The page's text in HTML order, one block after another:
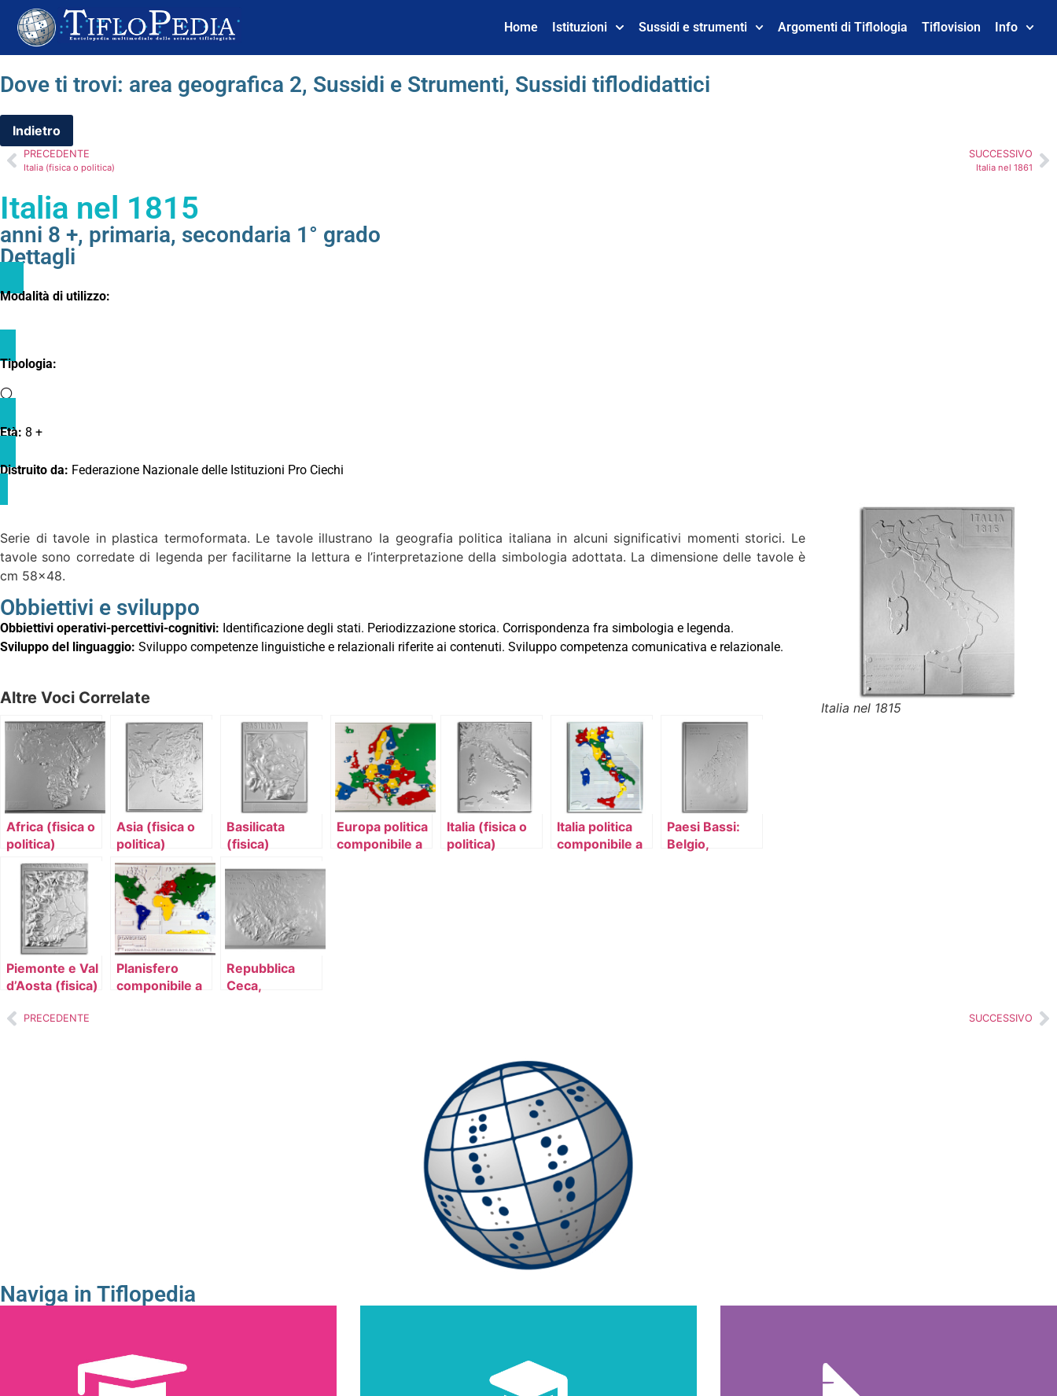
Home Istituzioni Sussidi e strumenti Argomenti di Tiflologia Tiflovision Info
Dove ti trovi: area geografica 2, Sussidi e Strumenti, Sussidi tiflodidattici
PRECEDENTE
Italia (fisica o politica)
SUCCESSIVO
Italia nel 1861
Italia nel 1815
anni 8 +, primaria, secondaria 1° grado
Dettagli
Modalità di utilizzo:
Tipologia:
Età: 8 +
Distruito da: Federazione Nazionale delle Istituzioni Pro Ciechi
Italia nel 1815
Serie di tavole in plastica termoformata. Le tavole illustrano la geografia politica italiana in alcuni significativi momenti storici. Le
tavole sono corredate di legenda per facilitarne la lettura e l’interpretazione della simbologia adottata. La dimensione delle tavole è
cm 58×48.
Obbiettivi e sviluppo
Obbiettivi operativi-percettivi-cognitivi: Identificazione degli stati. Periodizzazione storica. Corrispondenza fra simbologia e legenda.
Sviluppo del linguaggio: Sviluppo competenze linguistiche e relazionali riferite ai contenuti. Sviluppo competenza comunicativa e relazionale.
Altre Voci Correlate
Africa (fisica o
politica)
Asia (fisica o
politica)
Basilicata
(fisica)
Europa politica
componibile a
Italia (fisica o
politica)
Italia politica
componibile a
Paesi Bassi:
Belgio,
Piemonte e Val
d’Aosta (fisica)
Planisfero
componibile a
Repubblica
Ceca,
PRECEDENTE SUCCESSIVO
Naviga in Tiflopedia